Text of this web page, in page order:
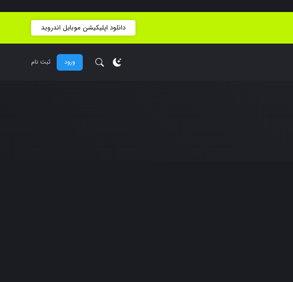
دانلود اپلیکیشن موبایل اندروید
ورود ثبت نام